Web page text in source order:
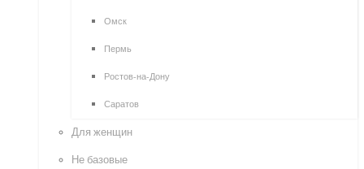
Омск
Пермь
Ростов-на-Дону
Саратов
Для женщин
Не базовые